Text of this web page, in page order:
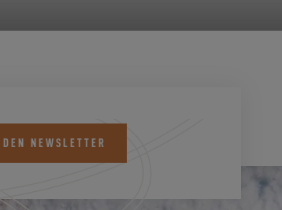
NEWSLETTER